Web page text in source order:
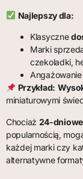
Najlepszy dla:
Klasyczne
Marki
czekoladki,
Przykład:
miniaturowymi
Chociaż 24-
popularnością,
każdej marki czy
alternatywne